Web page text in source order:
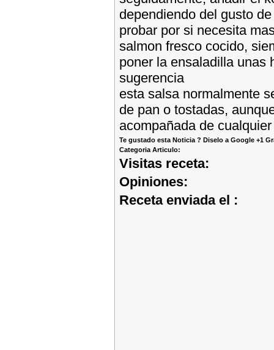
dependiendo del gusto
probar por si necesita
salmon fresco cocido,
poner la ensaladilla unas
sugerencia
esta salsa normalmente
de pan o tostadas,
acompañada de
Te gustado esta Noticia ? Diselo a Google +1
Categoria Articulo:
Visitas receta:
Opiniones:
Receta enviada el :